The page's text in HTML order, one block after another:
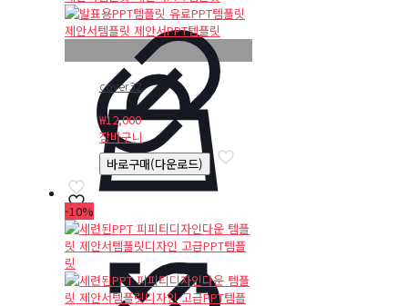
cover32
₩12,000
장바구니
바로구매(다운로드)
-10%